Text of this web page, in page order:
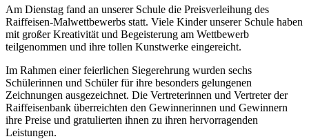
Am Dienstag fand an unserer Schule die Preisverleihung des
Raiffeisen-Malwettbewerbs statt. Viele Kinder unserer Schule haben
mit großer Kreativität und Begeisterung am Wettbewerb
teilgenommen und ihre tollen Kunstwerke eingereicht.
Im Rahmen einer feierlichen Siegerehrung wurden sechs
Schülerinnen und Schüler für ihre besonders gelungenen
Zeichnungen ausgezeichnet. Die Vertreterinnen und Vertreter der
Raiffeisenbank überreichten den Gewinnerinnen und Gewinnern
ihre Preise und gratulierten ihnen zu ihren hervorragenden
Leistungen.